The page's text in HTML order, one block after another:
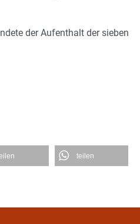
der Aufenthalt der sieben
teilen